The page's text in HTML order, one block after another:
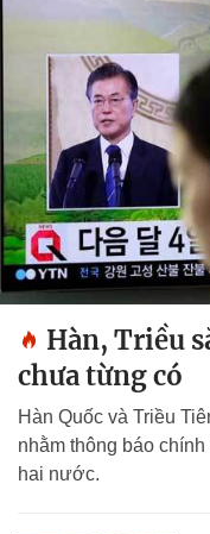
Hàn, Triều
chưa từng có
Hàn Quốc và Triều
nhằm thông báo
hai nước.